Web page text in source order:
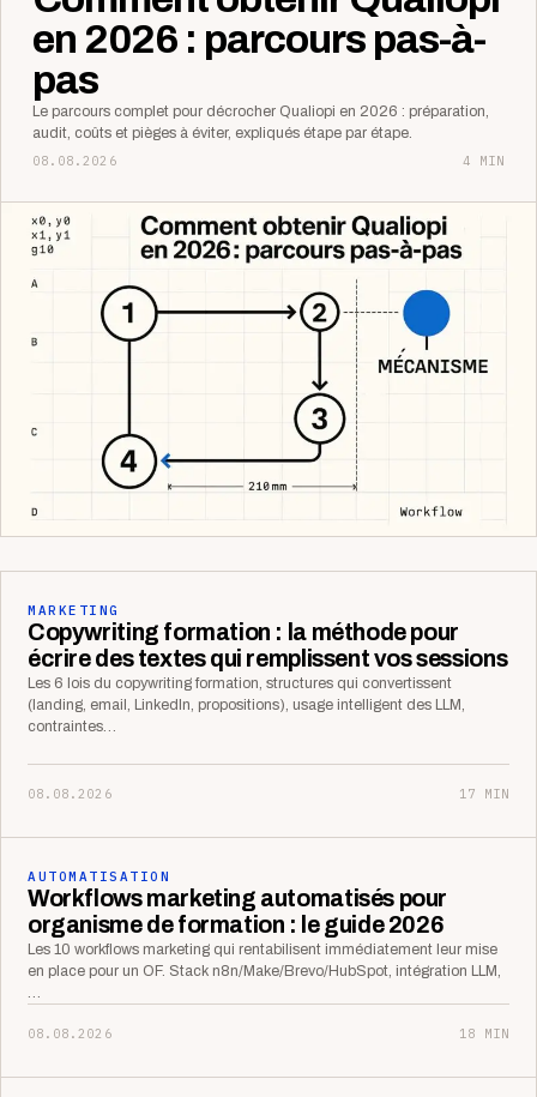
en 2026 : parcours pas-à-
pas
Le parcours complet pour décrocher Qualiopi en 2026 : préparation,
audit, coûts et pièges à éviter, expliqués étape par étape.
08.08.2026
4 MIN
MARKETING
Copywriting formation : la méthode pour
écrire des textes qui remplissent vos sessions
Les 6 lois du copywriting formation, structures qui convertissent
(landing, email, LinkedIn, propositions), usage intelligent des LLM,
contraintes…
08.08.2026 17 MIN
AUTOMATISATION
Workflows marketing automatisés pour
organisme de formation : le guide 2026
Les 10 workflows marketing qui rentabilisent immédiatement leur mise
en place pour un OF. Stack n8n/Make/Brevo/HubSpot, intégration LLM,
…
08.08.2026 18 MIN